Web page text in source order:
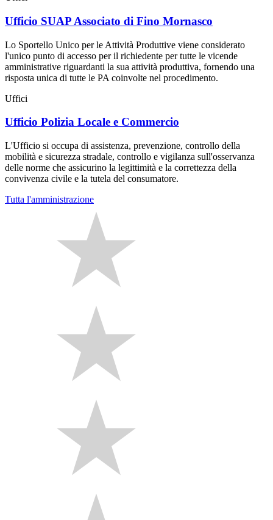
Ufficio SUAP Associato di Fino Mornasco
Lo Sportello Unico per le Attività Produttive viene considerato
l'unico punto di accesso per il richiedente per tutte le vicende
amministrative riguardanti la sua attività produttiva, fornendo una
risposta unica di tutte le PA coinvolte nel procedimento.
Uffici
Ufficio Polizia Locale e Commercio
L'Ufficio si occupa di assistenza, prevenzione, controllo della
mobilità e sicurezza stradale, controllo e vigilanza sull'osservanza
delle norme che assicurino la legittimità e la correttezza della
convivenza civile e la tutela del consumatore.
Tutta l'amministrazione